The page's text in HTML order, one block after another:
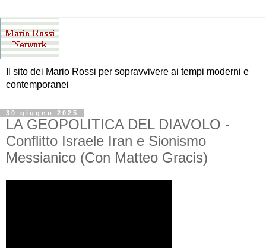
Il sito dei Mario Rossi per sopravvivere ai tempi moderni e
contemporanei
30 giugno 2025
LA GEOPOLITICA DEL DIAVOLO -
Conflitto Israele Iran e Sionismo
Messianico (Con Matteo Gracis)